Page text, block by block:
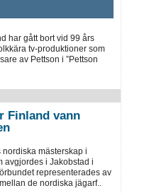
har gått bort vid 99 års
tv-produktioner som
av Pettson i ”Pettson
Finland vann
mästerskap i
avgjordes i Jakobstad i
representerades av
de nordiska jägarf..